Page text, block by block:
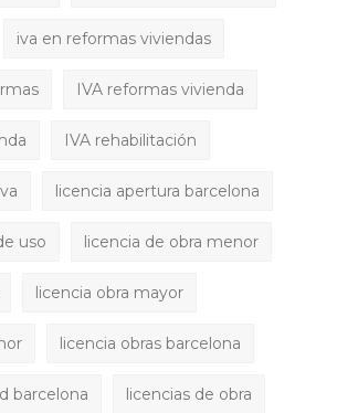
iva en reformas viviendas
IVA reformas vivienda
IVA rehabilitación
licencia apertura barcelona
uso licencia de obra menor
licencia obra mayor
licencia obras barcelona
barcelona licencias de obra